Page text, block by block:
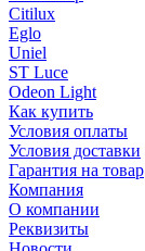
Citilux
Eglo
Uniel
ST Luce
Odeon Light
Как купить
Условия оплаты
Условия доставки
Гарантия на товар
Компания
О компании
Реквизиты